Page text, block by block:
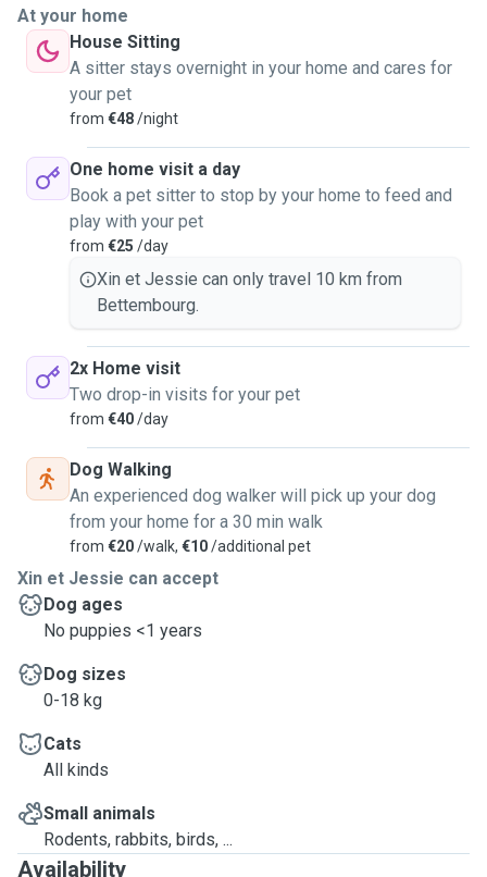
At your home
House Sitting
A sitter stays overnight in your home and cares for
your pet
from €48/night
One home visit a day
Book a pet sitter to stop by your home to feed and
play with your pet
from €25 /day
Xin et Jessie can only travel 10 km from
Bettembourg.
2x Home visit
Two drop-in visits for your pet
from €40/day
Dog Walking
An experienced dog walker will pick up your dog
from your home for a 30 min walk
from €20/walk, €10/additional pet
Xin et Jessie can accept
Dog ages
No puppies <1 years
Dog sizes
0-18 kg
Cats
All kinds
Small animals
Rodents, rabbits, birds, ...
Availability